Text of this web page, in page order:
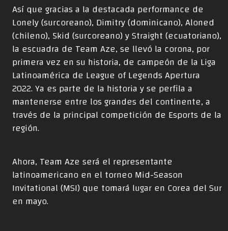
Así que gracias a la destacada performance de
Lonely (surcoreano), Dimitry (dominicano), Aloned
(chileno), 5kid (surcoreano) y Straight (ecuatoriano),
la escuadra de Team Aze, se llevó la corona, por
primera vez en su historia, de campeón de la Liga
Latinoamérica de League of Legends Apertura
2022. Ya es parte de la historia y se perfila a
mantenerse entre los grandes del continente, a
través de la principal competición de Esports de la
región.
Ahora, Team Aze será el representante
latinoamericano en el torneo Mid-Season
Invitational (MSI) que tomará lugar en Corea del Sur
en mayo.